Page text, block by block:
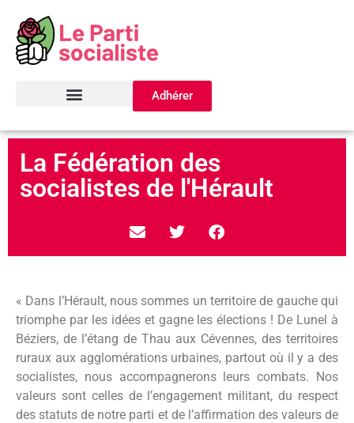
Adhérer
La Fédération des
socialistes de l'Hérault
« Dans l’Hérault, nous sommes un territoire de gauche qui
triomphe par les idées et gagne les élections ! De Lunel à
Béziers, de l’étang de Thau aux Cévennes, des territoires
ruraux aux agglomérations urbaines, partout où il y a des
socialistes, nous accompagnerons leurs combats. Nos
valeurs sont celles de l’engagement militant, du respect
des statuts de notre parti et de l’affirmation des valeurs de